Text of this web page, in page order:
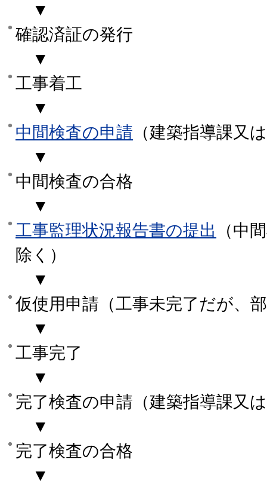
▼
確認済証の発行
▼
工事着工
▼
中間検査の申請 （建築指導課又
▼
中間検査の合格
▼
工事監理状況報告書の提出
（中
除く）
▼
仮使用申請（工事未完了だが、
▼
工事完了
▼
完了検査の申請（建築指導課又
▼
完了検査の合格
▼